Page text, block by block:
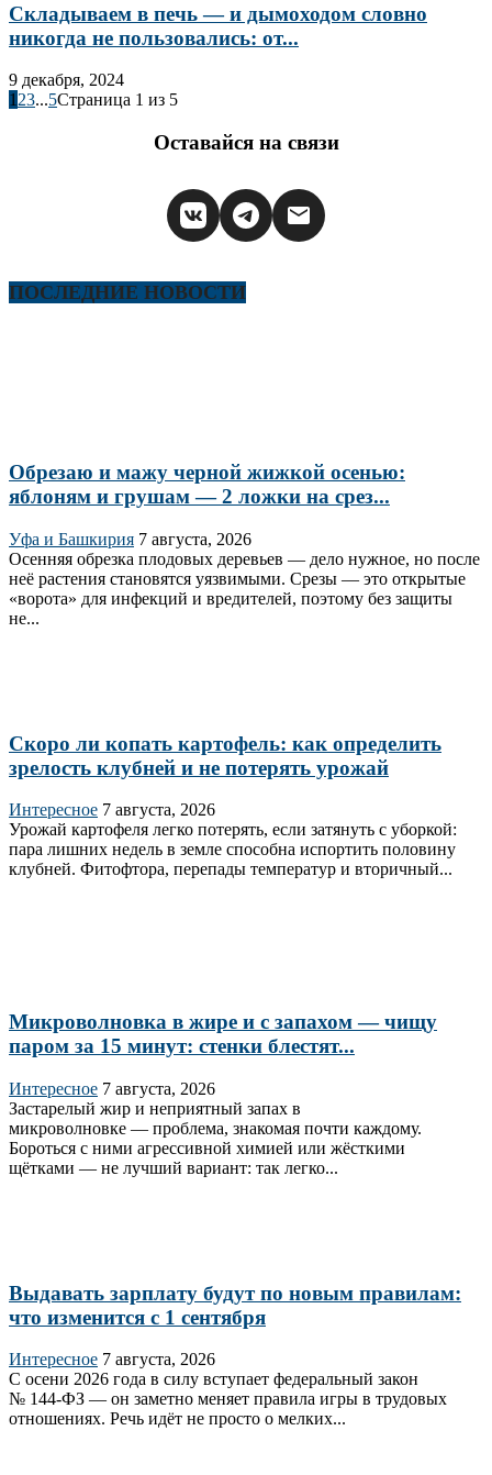
Складываем в печь — и дымоходом словно
никогда не пользовались: от...
9 декабря, 2024
1 23...5Страница 1 из 5
Оставайся на связи
ПОСЛЕДНИЕ НОВОСТИ
Обрезаю и мажу черной жижкой осенью:
яблоням и грушам — 2 ложки на срез...
Уфа и Башкирия 7 августа, 2026
Осенняя обрезка плодовых деревьев — дело нужное, но после
неё растения становятся уязвимыми. Срезы — это открытые
«ворота» для инфекций и вредителей, поэтому без защиты
не...
Скоро ли копать картофель: как определить
зрелость клубней и не потерять урожай
Интересное 7 августа, 2026
Урожай картофеля легко потерять, если затянуть с уборкой:
пара лишних недель в земле способна испортить половину
клубней. Фитофтора, перепады температур и вторичный...
Микроволновка в жире и с запахом — чищу
паром за 15 минут: стенки блестят...
Интересное 7 августа, 2026
Застарелый жир и неприятный запах в
микроволновке — проблема, знакомая почти каждому.
Бороться с ними агрессивной химией или жёсткими
щётками — не лучший вариант: так легко...
Выдавать зарплату будут по новым правилам:
что изменится с 1 сентября
Интересное 7 августа, 2026
С осени 2026 года в силу вступает федеральный закон
№ 144‑ФЗ — он заметно меняет правила игры в трудовых
отношениях. Речь идёт не просто о мелких...